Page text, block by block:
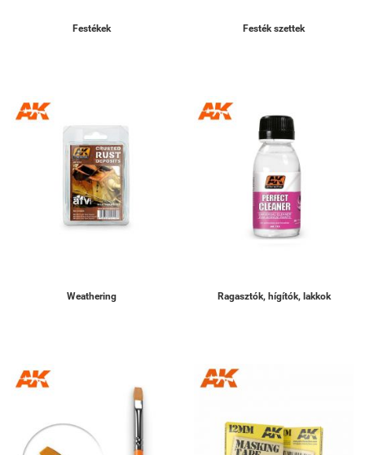
Festékek Festék szettek
Weathering Ragasztók, hígítók, lakkok